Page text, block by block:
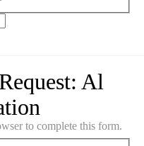
Al
to complete this form.